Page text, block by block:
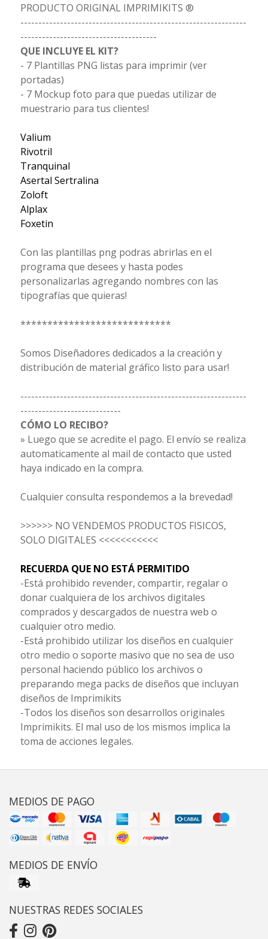
PRODUCTO ORIGINAL IMPRIMIKITS ®
---------------------------------------------------------------
--------------------------------------
QUE INCLUYE EL KIT?
- 7 Plantillas PNG listas para imprimir (ver
portadas)
- 7 Mockup foto para que puedas utilizar de
muestrario para tus clientes!
Valium
Rivotril
Tranquinal
Asertal Sertralina
Zoloft
Alplax
Foxetin
Con las plantillas png podras abrirlas en el
programa que desees y hasta podes
personalizarlas agregando nombres con las
tipografías que quieras!
****************************
Somos Diseñadores dedicados a la creación y
distribución de material gráfico listo para usar!
---------------------------------------------------------------
----------------------------
CÓMO LO RECIBO?
» Luego que se acredite el pago. El envío se realiza
automaticamente al mail de contacto que usted
haya indicado en la compra.
Cualquier consulta respondemos a la brevedad!
>>>>>> NO VENDEMOS PRODUCTOS FISICOS,
SOLO DIGITALES <<<<<<<<<<<
RECUERDA QUE NO ESTÁ PERMITIDO
-Está prohibido revender, compartir, regalar o
donar cualquiera de los archivos digitales
comprados y descargados de nuestra web o
cualquier otro medio.
-Está prohibido utilizar los diseños en cualquier
otro medio o soporte masivo que no sea de uso
personal haciendo público los archivos o
preparando mega packs de diseños que incluyan
diseños de Imprimikits
-Todos los diseños son desarrollos originales
Imprimikits. El mal uso de los mismos implica la
toma de acciones legales.
MEDIOS DE PAGO
MEDIOS DE ENVÍO
NUESTRAS REDES SOCIALES